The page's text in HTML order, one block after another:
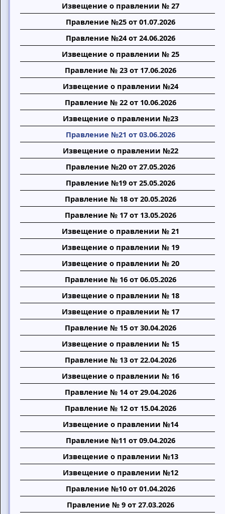
Извещение о правлении № 27
Правление №25 от 01.07.2026
Правление №24 от 24.06.2026
Извещение о правлении № 25
Правление № 23 от 17.06.2026
Извещение о правлении №24
Правление № 22 от 10.06.2026
Извещение о правлении №23
Правление №21 от 03.06.2026
Извещение о правлении №22
Правление №20 от 27.05.2026
Правление №19 от 25.05.2026
Правление № 18 от 20.05.2026
Правление № 17 от 13.05.2026
Извещение о правлении № 21
Извещение о правлении № 19
Извещение о правлении № 20
Правление № 16 от 06.05.2026
Извещение о правлении № 18
Извещение о правлении № 17
Правление № 15 от 30.04.2026
Извещение о правлении № 15
Правление № 13 от 22.04.2026
Извещение о правлении № 16
Правление № 14 от 29.04.2026
Правление № 12 от 15.04.2026
Извещение о правлении №14
Правление №11 от 09.04.2026
Извещение о правлении №13
Извещение о правлении №12
Правление №10 от 01.04.2026
Правление № 9 от 27.03.2026